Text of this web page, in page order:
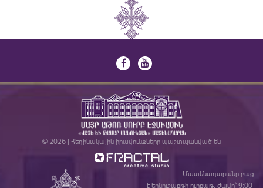
© 2026 | Հեղինակային իրավունքները պաշտպանված են
Մատենադարանը բաց
է երկուշաբթի-ուրբաթ, ժամը` 9:00-